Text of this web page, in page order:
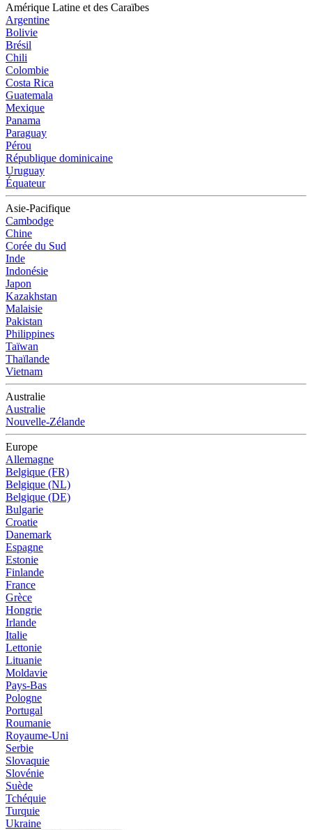
Amérique Latine et des Caraïbes
Argentine
Bolivie
Brésil
Chili
Colombie
Costa Rica
Guatemala
Mexique
Panama
Paraguay
Pérou
République dominicaine
Uruguay
Équateur
Asie-Pacifique
Cambodge
Chine
Corée du Sud
Inde
Indonésie
Japon
Kazakhstan
Malaisie
Pakistan
Philippines
Taïwan
Thaïlande
Vietnam
Australie
Australie
Nouvelle-Zélande
Europe
Allemagne
Belgique (FR)
Belgique (NL)
Belgique (DE)
Bulgarie
Croatie
Danemark
Espagne
Estonie
Finlande
France
Grèce
Hongrie
Irlande
Italie
Lettonie
Lituanie
Moldavie
Pays-Bas
Pologne
Portugal
Roumanie
Royaume-Uni
Serbie
Slovaquie
Slovénie
Suède
Tchéquie
Turquie
Ukraine